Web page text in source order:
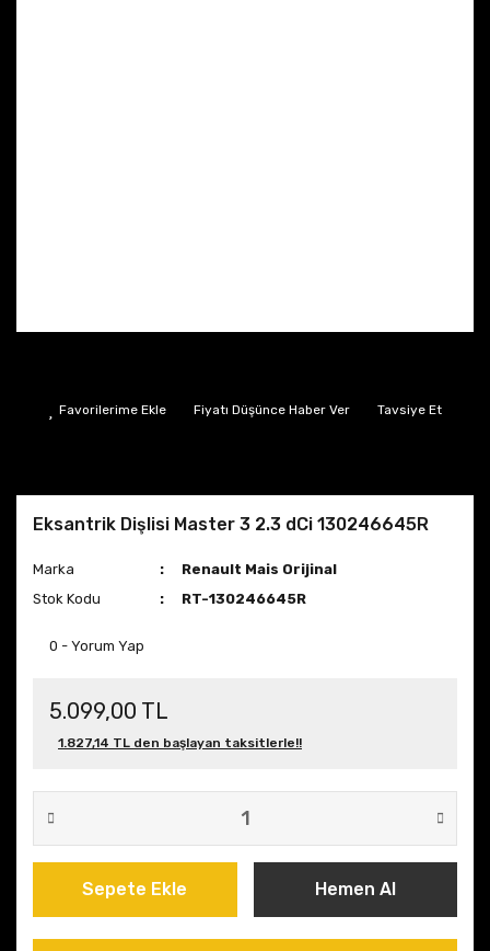
Fiyatı Düşünce Haber Ver Tavsiye Et
Eksantrik Dişlisi Master 3 2.3 dCi 130246645R
Marka
Renault Mais Orijinal
Stok Kodu
RT-130246645R
0 - Yorum Yap
5.099,00 TL
1.827,14 TL den başlayan taksitlerle!!
Sepete Ekle Hemen Al